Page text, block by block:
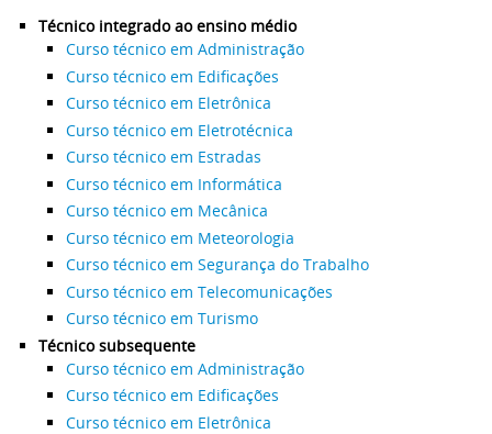
Técnico integrado ao ensino médio
Curso técnico em Administração
Curso técnico em Edificações
Curso técnico em Eletrônica
Curso técnico em Eletrotécnica
Curso técnico em Estradas
Curso técnico em Informática
Curso técnico em Mecânica
Curso técnico em Meteorologia
Curso técnico em Segurança do Trabalho
Curso técnico em Telecomunicações
Curso técnico em Turismo
Técnico subsequente
Curso técnico em Administração
Curso técnico em Edificações
Curso técnico em Eletrônica